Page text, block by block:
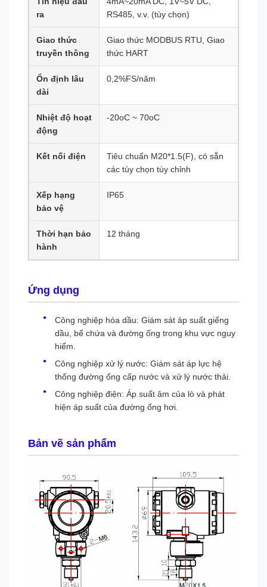
ra
RS485, v.v. (tùy chọn)
Giao thức
truyền thông
Giao thức MODBUS RTU, Giao
thức HART
Ổn định lâu
dài
0,2%FS/năm
Nhiệt độ hoạt
động
-20oC ~ 70oC
Kết nối điện
Tiêu chuẩn M20*1.5(F), có sẵn
các tùy chọn tùy chỉnh
Xếp hạng
bảo vệ
IP65
Thời hạn bảo
hành
12 tháng
Ứng dụng
Công nghiệp hóa dầu: Giám sát áp suất giếng
dầu, bể chứa và đường ống trong khu vực nguy
hiểm.
Công nghiệp xử lý nước: Giám sát áp lực hệ
thống đường ống cấp nước và xử lý nước thải.
Công nghiệp điện: Áp suất âm của lò và phát
hiện áp suất của đường ống hơi.
Bản vẽ sản phẩm